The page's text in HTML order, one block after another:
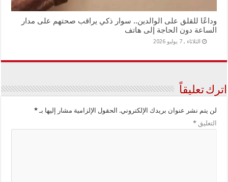
وداعًا للقلق على الوالدين.. سوار ذكي يراقب صحتهم على مدار
الساعة دون الحاجة إلى هاتف
الثلاثاء , 7 يوليو 2026
اترك تعليقاً
لن يتم نشر عنوان بريدك الإلكتروني. الحقول الإلزامية مشار إليها بـ*
التعليق*